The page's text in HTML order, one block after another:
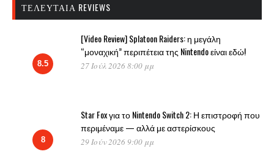
ΤΕΛΕΥΤΑΊΑ REVIEWS
8.5
[Video Review] Splatoon Raiders: η μεγάλη
“μοναχική” περιπέτεια της Nintendo είναι εδώ!
27 Ιούλ 2026 8:00 μμ
8
Star Fox για το Nintendo Switch 2: Η επιστροφή που
περιμέναμε — αλλά με αστερίσκους
29 Ιούν 2026 9:00 μμ